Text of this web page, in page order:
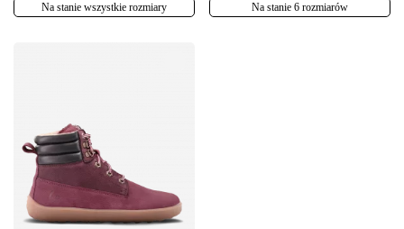
Na stanie wszystkie rozmiary Na stanie 6 rozmiarów